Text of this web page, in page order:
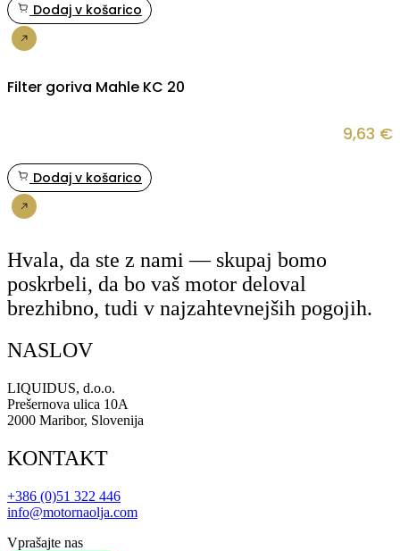
Dodaj v košarico
Filter goriva Mahle KC 20
9,63 €
Dodaj v košarico
Hvala, da ste z nami — skupaj bomo
poskrbeli, da bo vaš motor deloval
brezhibno, tudi v najzahtevnejših pogojih.
NASLOV
LIQUIDUS, d.o.o.
Prešernova ulica 10A
2000 Maribor, Slovenija
KONTAKT
+386 (0)51 322 446
info@motornaolja.com
Vprašajte nas